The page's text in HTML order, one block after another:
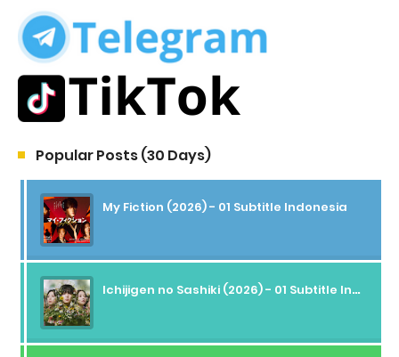
Popular Posts (30 Days)
My Fiction (2026) - 01 Subtitle Indonesia
Ichijigen no Sashiki (2026) - 01 Subtitle Indonesia